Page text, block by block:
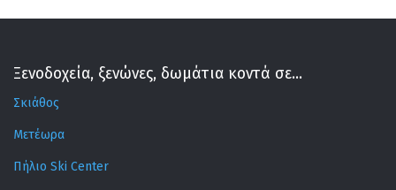
Ξενοδοχεία, ξενώνες, δωμάτια κοντά σε...
Σκιάθος
Μετέωρα
Πήλιο Ski Center